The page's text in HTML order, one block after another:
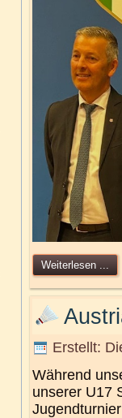
Weiterlesen ...
Erstellt:
Während
unserer U17